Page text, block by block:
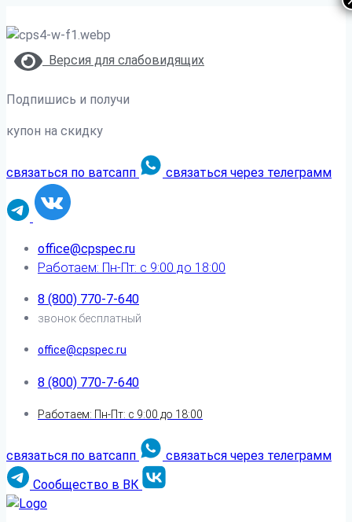
Версия для слабовидящих
Подпишись и получи
купон на скидку
связаться по ватсапп связаться через телеграмм
office@cpspec.ru
Работаем: Пн-Пт: с 9:00 до 18:00
8 (800) 770-7-640
звонок бесплатный
office@cpspec.ru
8 (800) 770-7-640
Работаем: Пн-Пт: с 9:00 до 18:00
связаться по ватсапп
связаться через телеграмм
Сообщество в ВК